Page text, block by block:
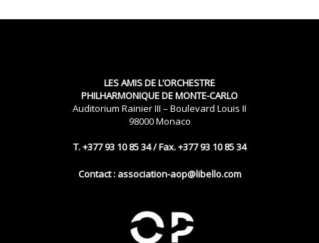
LES AMIS DE L’ORCHESTRE
PHILHARMONIQUE DE MONTE-CARLO
Auditorium Rainier III – Boulevard Louis II
98000 Monaco
T. +377 93 10 85 34 / Fax. +377 93 10 85 34
Contact : association-aop@libello.com